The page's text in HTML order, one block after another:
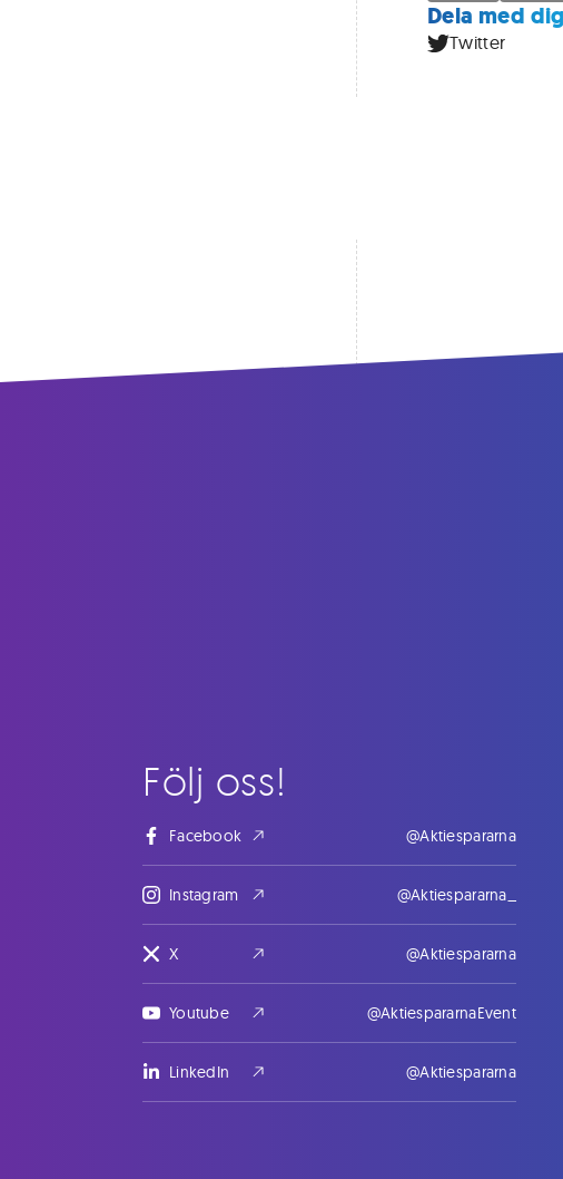
Dela med dig
Twitter
Följ oss!
Facebook @Aktiespararna
Instagram @Aktiespararna_
X @Aktiespararna
Youtube @AktiespararnaEvent
LinkedIn @Aktiespararna